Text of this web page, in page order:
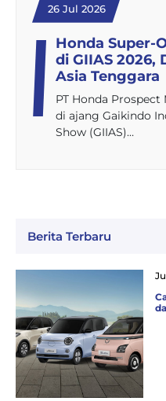
26 Jul 2026
Honda Super-
di GIIAS 2026,
Asia Tenggara
PT Honda
di ajang Gaikindo
Show (GIIAS)…
Berita Terbaru